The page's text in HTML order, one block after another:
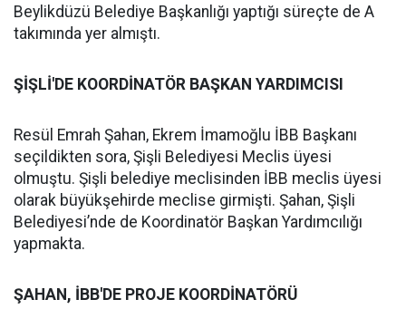
Beylikdüzü Belediye Başkanlığı yaptığı süreçte de A
takımında yer almıştı.
ŞİŞLİ'DE KOORDİNATÖR BAŞKAN YARDIMCISI
Resül Emrah Şahan, Ekrem İmamoğlu İBB Başkanı
seçildikten sora, Şişli Belediyesi Meclis üyesi
olmuştu. Şişli belediye meclisinden İBB meclis üyesi
olarak büyükşehirde meclise girmişti. Şahan, Şişli
Belediyesi’nde de Koordinatör Başkan Yardımcılığı
yapmakta.
ŞAHAN, İBB'DE PROJE KOORDİNATÖRÜ